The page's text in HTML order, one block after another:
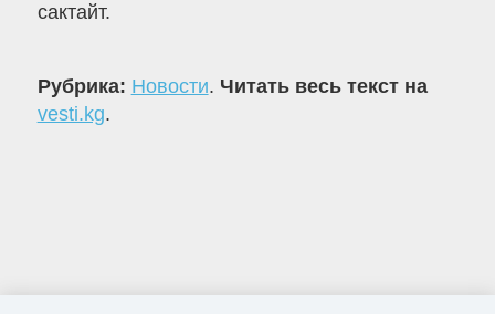
сактайт.
Рубрика: Новости. Читать весь текст на
vesti.kg.